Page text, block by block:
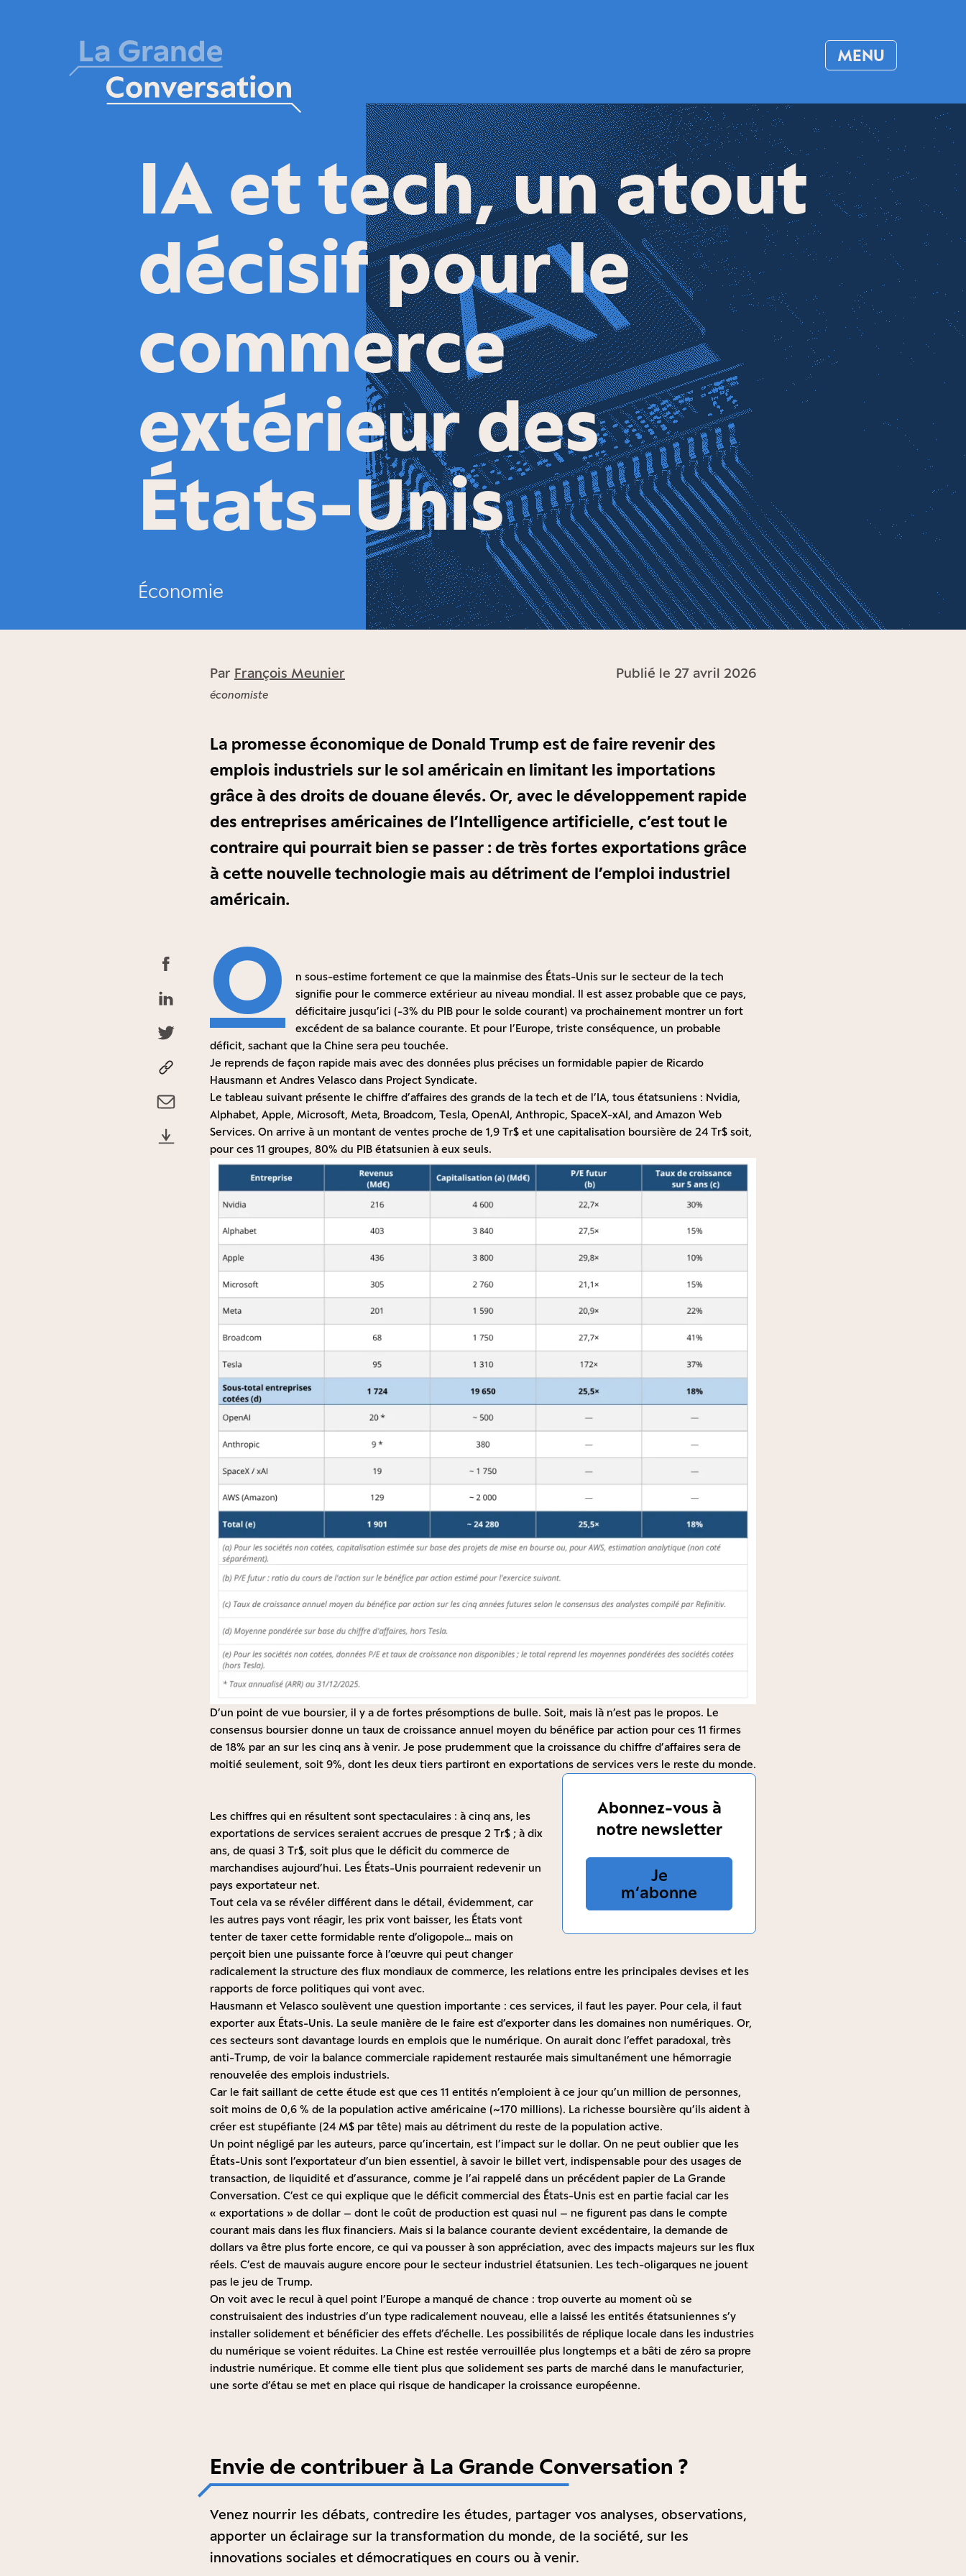
MENU
IA et tech, un atout
décisif pour le
commerce
extérieur des
États-Unis
Économie
Publié le 27 avril 2026
Par François Meunier
économiste
La promesse économique de Donald Trump est de faire revenir des
emplois industriels sur le sol américain en limitant les importations
grâce à des droits de douane élevés. Or, avec le développement rapide
des entreprises américaines de l’Intelligence artificielle, c’est tout le
contraire qui pourrait bien se passer : de très fortes exportations grâce
à cette nouvelle technologie mais au détriment de l’emploi industriel
américain.
O
n sous-estime fortement ce que la mainmise des États-Unis sur le secteur de la tech
signifie pour le commerce extérieur au niveau mondial. Il est assez probable que ce pays,
déficitaire jusqu’ici (-3% du PIB pour le solde courant) va prochainement montrer un fort
excédent de sa balance courante. Et pour l’Europe, triste conséquence, un probable
déficit, sachant que la Chine sera peu touchée.
Je reprends de façon rapide mais avec des données plus précises un formidable papier de Ricardo
Hausmann et Andres Velasco dans Project Syndicate.
Le tableau suivant présente le chiffre d’affaires des grands de la tech et de l’IA, tous étatsuniens : Nvidia,
Alphabet, Apple, Microsoft, Meta, Broadcom, Tesla, OpenAI, Anthropic, SpaceX-xAI, and Amazon Web
Services. On arrive à un montant de ventes proche de 1,9 Tr$ et une capitalisation boursière de 24 Tr$ soit,
pour ces 11 groupes, 80% du PIB étatsunien à eux seuls.
D’un point de vue boursier, il y a de fortes présomptions de bulle. Soit, mais là n’est pas le propos. Le
consensus boursier donne un taux de croissance annuel moyen du bénéfice par action pour ces 11 firmes
de 18% par an sur les cinq ans à venir. Je pose prudemment que la croissance du chiffre d’affaires sera de
moitié seulement, soit 9%, dont les deux tiers partiront en exportations de services vers le reste du monde.
Abonnez-vous à
notre newsletter
Je
m‘abonne
Les chiffres qui en résultent sont spectaculaires : à cinq ans, les
exportations de services seraient accrues de presque 2 Tr$ ; à dix
ans, de quasi 3 Tr$, soit plus que le déficit du commerce de
marchandises aujourd’hui. Les États-Unis pourraient redevenir un
pays exportateur net.
Tout cela va se révéler différent dans le détail, évidemment, car
les autres pays vont réagir, les prix vont baisser, les États vont
tenter de taxer cette formidable rente d’oligopole… mais on
perçoit bien une puissante force à l’œuvre qui peut changer
radicalement la structure des flux mondiaux de commerce, les relations entre les principales devises et les
rapports de force politiques qui vont avec.
Hausmann et Velasco soulèvent une question importante : ces services, il faut les payer. Pour cela, il faut
exporter aux États-Unis. La seule manière de le faire est d’exporter dans les domaines non numériques. Or,
ces secteurs sont davantage lourds en emplois que le numérique. On aurait donc l’effet paradoxal, très
anti-Trump, de voir la balance commerciale rapidement restaurée mais simultanément une hémorragie
renouvelée des emplois industriels.
Car le fait saillant de cette étude est que ces 11 entités n’emploient à ce jour qu’un million de personnes,
soit moins de 0,6 % de la population active américaine (~170 millions). La richesse boursière qu’ils aident à
créer est stupéfiante (24 M$ par tête) mais au détriment du reste de la population active.
Un point négligé par les auteurs, parce qu’incertain, est l’impact sur le dollar. On ne peut oublier que les
États-Unis sont l’exportateur d’un bien essentiel, à savoir le billet vert, indispensable pour des usages de
transaction, de liquidité et d’assurance, comme je l’ai rappelé dans un précédent papier de La Grande
Conversation. C’est ce qui explique que le déficit commercial des États-Unis est en partie facial car les
« exportations » de dollar – dont le coût de production est quasi nul – ne figurent pas dans le compte
courant mais dans les flux financiers. Mais si la balance courante devient excédentaire, la demande de
dollars va être plus forte encore, ce qui va pousser à son appréciation, avec des impacts majeurs sur les flux
réels. C’est de mauvais augure encore pour le secteur industriel étatsunien. Les tech-oligarques ne jouent
pas le jeu de Trump.
On voit avec le recul à quel point l’Europe a manqué de chance : trop ouverte au moment où se
construisaient des industries d’un type radicalement nouveau, elle a laissé les entités étatsuniennes s’y
installer solidement et bénéficier des effets d’échelle. Les possibilités de réplique locale dans les industries
du numérique se voient réduites. La Chine est restée verrouillée plus longtemps et a bâti de zéro sa propre
industrie numérique. Et comme elle tient plus que solidement ses parts de marché dans le manufacturier,
une sorte d’étau se met en place qui risque de handicaper la croissance européenne.
Envie de contribuer à La Grande Conversation ?
Venez nourrir les débats, contredire les études, partager vos analyses, observations,
apporter un éclairage sur la transformation du monde, de la société, sur les
innovations sociales et démocratiques en cours ou à venir.